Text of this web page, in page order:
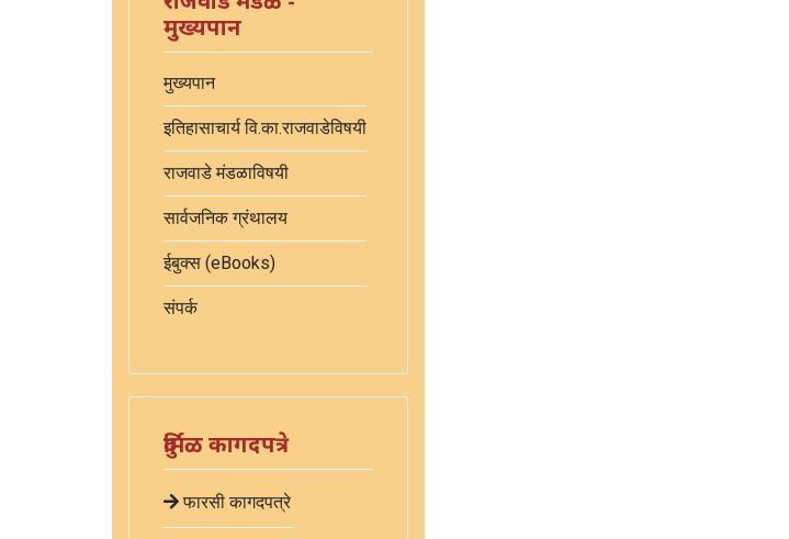
मुख्यपान
मुख्यपान
इतिहासाचार्य वि.का.राजवाडेविषयी
राजवाडे मंडळाविषयी
सार्वजनिक ग्रंथालय
ईबुक्स (eBooks)
संपर्क
दुर्मिळ कागदपत्रे
फारसी कागदपत्रे